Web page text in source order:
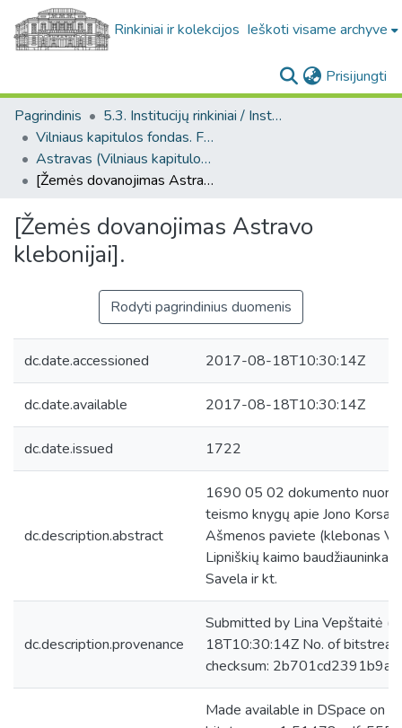
Rinkiniai ir kolekcijos Ieškoti visame archyve
Prisijungti
Pagrindinis
5.3. Institucijų rinkiniai / Institutional collections
Vilniaus kapitulos fondas. F43
Astravas (Vilniaus kapitulos fondas. F43. Bažnytinės valdos)
[Žemės dovanojimas Astravo klebonijai].
[Žemės dovanojimas Astravo
klebonijai].
Rodyti pagrindinius duomenis
dc.date.accessioned 2017-08-18T10:30:14Z
dc.date.available 2017-08-18T10:30:14Z
dc.date.issued 1722
dc.description.abstract
1690 05 02 dokumento
teismo knygų apie Jono
Ašmenos paviete (klebonas
Lipniškių kaimo
Savela ir kt.
dc.description.provenance
Submitted by Lina Vepštaitė
18T10:30:14Z No. of
checksum:
Made available in DSpace on